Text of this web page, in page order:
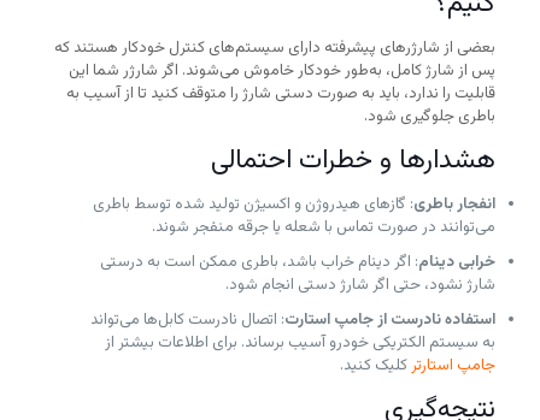
بعضی از شارژرهای پیشرفته دارای سیستم‌های کنترل خودکار هستند که
پس از شارژ کامل، به‌طور خودکار خاموش می‌شوند. اگر شارژر شما این
قابلیت را ندارد، باید به صورت دستی شارژ را متوقف کنید تا از آسیب به
باطری جلوگیری شود.
هشدارها و خطرات احتمالی
انفجار باطری: گازهای هیدروژن و اکسیژن تولید شده توسط باطری
می‌توانند در صورت تماس با شعله یا جرقه منفجر شوند.
خرابی دینام: اگر دینام خراب باشد، باطری ممکن است به درستی
شارژ نشود، حتی اگر شارژ دستی انجام شود.
استفاده نادرست از جامپ استارت: اتصال نادرست کابل‌ها می‌تواند
به سیستم الکتریکی خودرو آسیب برساند. برای اطلاعات بیشتر از
جامپ استارترکلیک کنید.
نتیجه‌گیری